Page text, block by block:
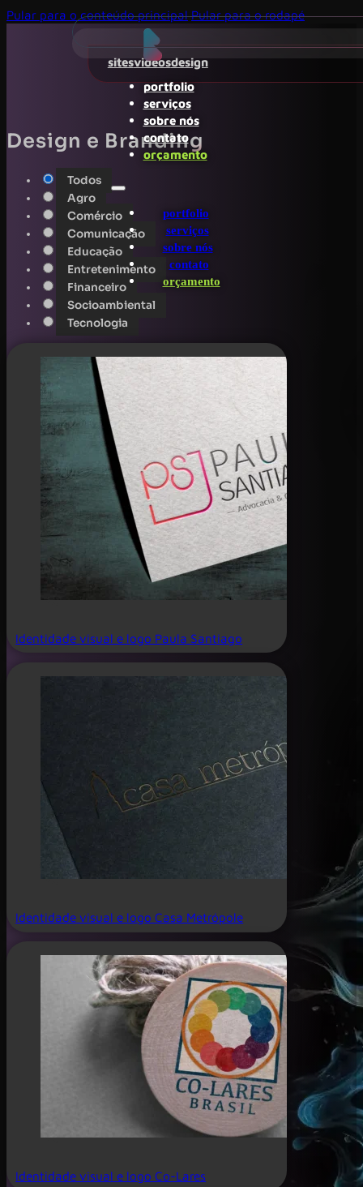
Pular para o conteúdo principal Pular para o rodapé
portfolio
serviços
sobre nós
contato
orçamento
portfolio
serviços
sobre nós
contato
orçamento
sitesvideosdesign
Design e Branding
Todos
Agro
Comércio
Comunicação
Educação
Entretenimento
Financeiro
Socioambiental
Tecnologia
Identidade visual e logo Paula Santiago
Identidade visual e logo Casa Metrópole
Identidade visual e logo Co-Lares